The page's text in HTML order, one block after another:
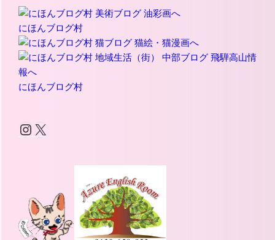
にほんブログ村
にほんブログ村
Instagram
X